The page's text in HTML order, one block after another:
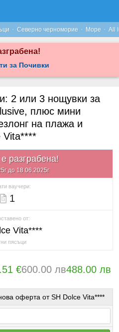
· Северно черноморие · Море · All
за Почивки
2 или 3 нощувки за
плюс мини
на плажа и
Vita****
разграбена!
до 18.06.2025г
ваучери:
1
от:
Vita****
пясъци
€600.00 лв488.00 лв
оферта от SH Dolce Vita****